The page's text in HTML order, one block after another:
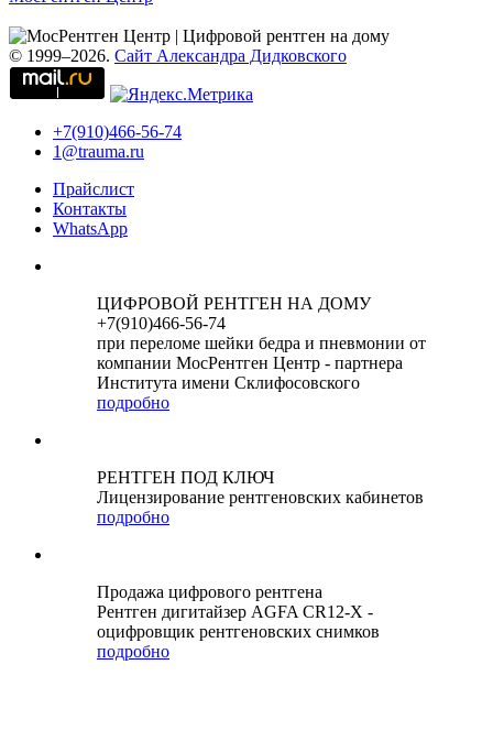
© 1999–2026. Сайт Александра Дидковского
+7(910)466-56-74
1@trauma.ru
Прайслист
Контакты
WhatsApp
ЦИФРОВОЙ РЕНТГЕН НА ДОМУ
+7(910)466-56-74
при переломе шейки бедра и пневмонии от
компании МосРентген Центр - партнера
Института имени Склифосовского
подробно
РЕНТГЕН ПОД КЛЮЧ
Лицензирование рентгеновских кабинетов
подробно
Продажа цифрового рентгена
Рентген дигитайзер AGFA CR12-X -
оцифровщик рентгеновских снимков
подробно